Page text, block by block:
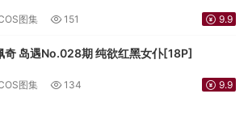
图集 151 9.9
岛遇No.028期 纯欲红黑女仆[18P]
图集 134 9.9